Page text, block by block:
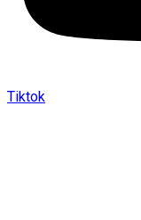
Tiktok